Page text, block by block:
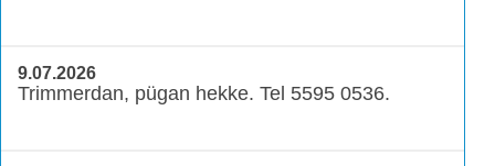
9.07.2026
Trimmerdan, pügan hekke. Tel 5595 0536.